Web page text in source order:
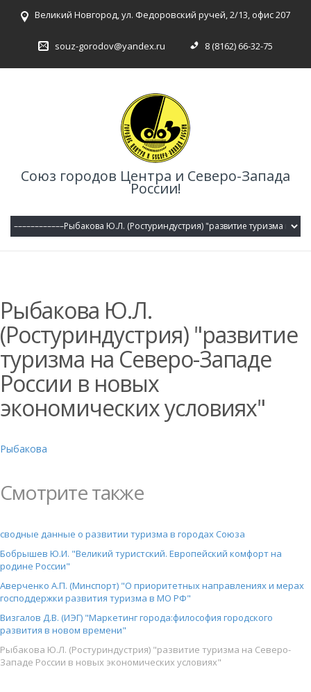
Великий Новгород, ул. Федоровский ручей, 2/13, офис 207
souz-gorodov@yandex.ru 8 (8162) 66-32-75
Союз городов Центра и Северо-Запада
России!
Рыбакова Ю.Л.
(Ростуриндустрия) "развитие
туризма на Северо-Западе
России в новых
экономических условиях"
Рыбакова
Смотрите также
сводные данные о развитии туризма в городах Союза
Бобрышев Ю.И. "Великий туристский. Европейский комфорт на
родине России"
Аверченко А.П. (Минспорт) "О приоритетных направлениях и мерах
господдержки развития туризма в МО РФ"
Визгалов Д.В. (ИЭГ) "Маркетинг города:философия городского
развития в новом времени"
Рыбакова Ю.Л. (Ростуриндустрия) "развитие туризма на Северо-
Западе России в новых экономических условиях"